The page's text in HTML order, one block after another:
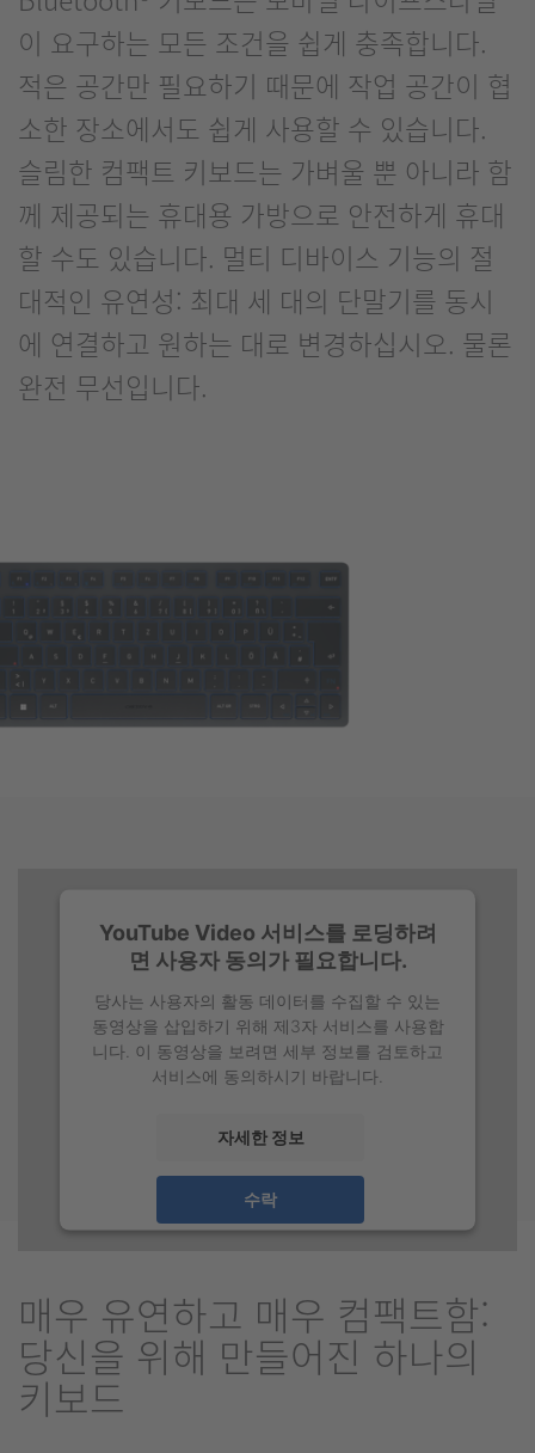
이 요구하는 모든 조건을 쉽게 충족합니다.
적은 공간만 필요하기 때문에 작업 공간이 협
소한 장소에서도 쉽게 사용할 수 있습니다.
슬림한 컴팩트 키보드는 가벼울 뿐 아니라 함
께 제공되는 휴대용 가방으로 안전하게 휴대
할 수도 있습니다. 멀티 디바이스 기능의 절
대적인 유연성: 최대 세 대의 단말기를 동시
에 연결하고 원하는 대로 변경하십시오. 물론
완전 무선입니다.
YouTube Video 서비스를 로딩하려
면 사용자 동의가 필요합니다.
당사는 사용자의 활동 데이터를 수집할 수 있는
동영상을 삽입하기 위해 제3자 서비스를 사용합
니다. 이 동영상을 보려면 세부 정보를 검토하고
서비스에 동의하시기 바랍니다.
자세한 정보
수락
매우 유연하고 매우 컴팩트함:
당신을 위해 만들어진 하나의
키보드